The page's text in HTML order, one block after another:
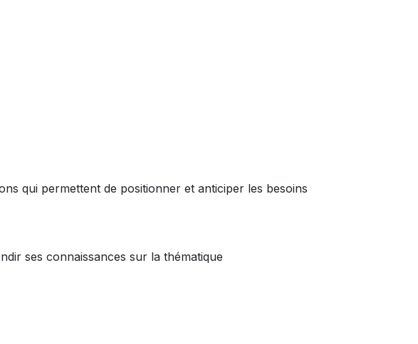
qui permettent de positionner et anticiper les besoins
ses connaissances sur la thématique